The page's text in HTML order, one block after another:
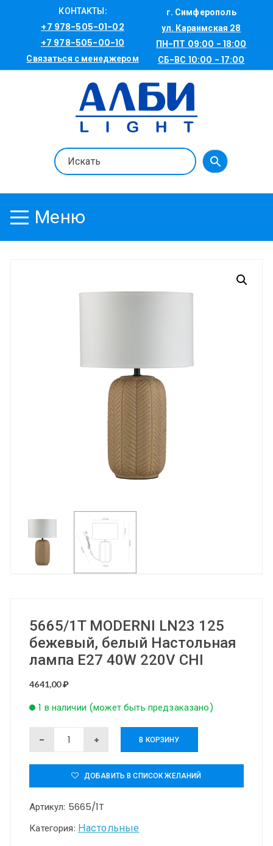
КОНТАКТЫ:
+7 978-505-01-02
+7 978-505-00-10
Связаться с менеджером
г. Симферополь
ул. Караимская 28
ПН-ПТ 09:00 - 18:00
СБ-ВС 10:00 - 17:00
Меню
5665/1T MODERNI LN23 125
бежевый, белый Настольная
лампа E27 40W 220V CHI
4641,00₽
1 в наличии (может быть предзаказано)
Количество
5665/1T
MODERNI
LN23
125
В КОРЗИНУ
ДОБАВИТЬ В СПИСОК ЖЕЛАНИЙ
Артикул: 5665/1T
Категория: Настольные